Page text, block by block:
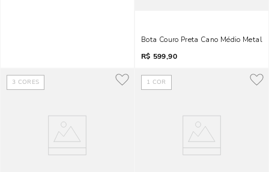
Bota Couro Preta Cano Médio Metal
R$ 599,90
3 CORES 1 COR